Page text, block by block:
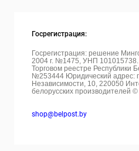
Госрегистрация:
Госрегистрация: решение
2004 г. №1475, УНП 101015738.
Торговом реестре Республики
№253444 Юридический адрес:
Независимости, 10, 220050
белорусских производителей
shop@belpost.by